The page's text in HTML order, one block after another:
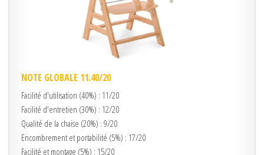
NOTE GLOBALE 11.40/20
Facilité d'utilisation (40%) : 11/20
Facilité d'entretien (30%) : 12/20
Qualité de la chaise (20%) : 9/20
Encombrement et portabilité (5%) : 17/20
Facilité et montage (5%) : 15/20